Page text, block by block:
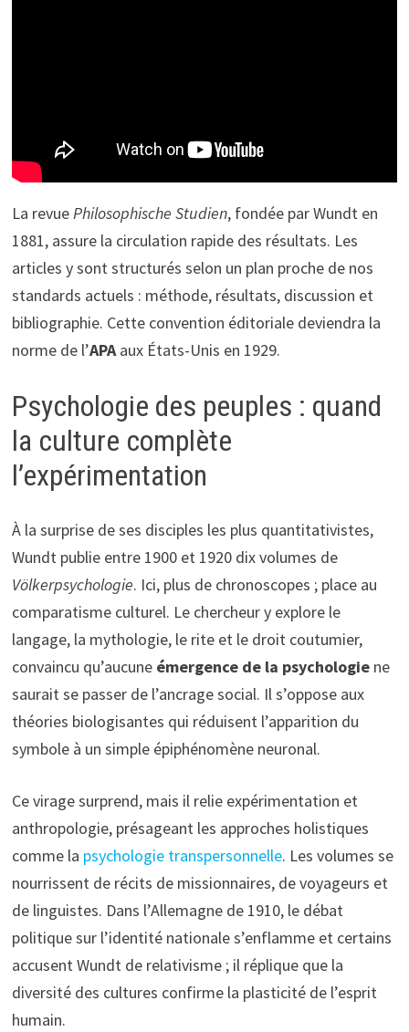
La revue Philosophische Studien, fondée par Wundt en
1881, assure la circulation rapide des résultats. Les
articles y sont structurés selon un plan proche de nos
standards actuels : méthode, résultats, discussion et
bibliographie. Cette convention éditoriale deviendra la
norme de l’APAaux États-Unis en 1929.
Psychologie des peuples : quand
la culture complète
l’expérimentation
À la surprise de ses disciples les plus quantitativistes,
Wundt publie entre 1900 et 1920 dix volumes de
Völkerpsychologie. Ici, plus de chronoscopes ; place au
comparatisme culturel. Le chercheur y explore le
langage, la mythologie, le rite et le droit coutumier,
convaincu qu’aucune émergence de la psychologiene
saurait se passer de l’ancrage social. Il s’oppose aux
théories biologisantes qui réduisent l’apparition du
symbole à un simple épiphénomène neuronal.
Ce virage surprend, mais il relie expérimentation et
anthropologie, présageant les approches holistiques
comme la psychologie transpersonnelle. Les volumes se
nourrissent de récits de missionnaires, de voyageurs et
de linguistes. Dans l’Allemagne de 1910, le débat
politique sur l’identité nationale s’enflamme et certains
accusent Wundt de relativisme ; il réplique que la
diversité des cultures confirme la plasticité de l’esprit
humain.